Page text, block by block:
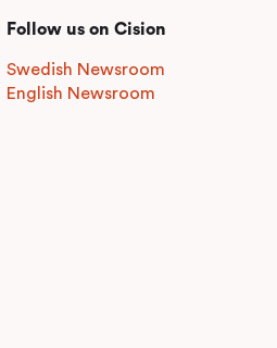
Follow us on Cision
Swedish Newsroom
English Newsroom